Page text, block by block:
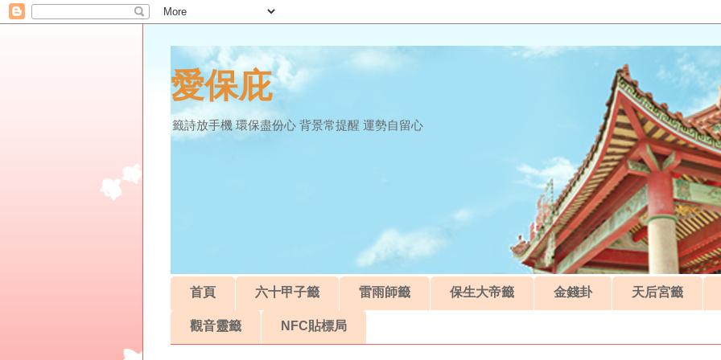
愛保庇
籤詩放手機 環保盡份心 背景常提醒 運勢自留心
首頁 六十甲子籤 雷雨師籤 保生大帝籤 金錢卦 天后宮籤
觀音靈籤 NFC貼標局